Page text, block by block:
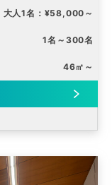
大人1名：¥58,000～
1名～300名
46㎡～